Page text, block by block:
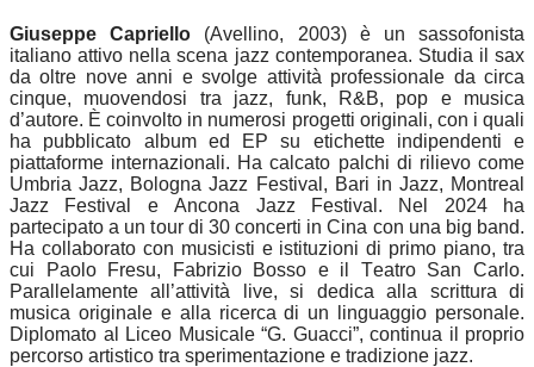
Giuseppe Capriello (Avellino, 2003) è un sassofonista
italiano attivo nella scena jazz contemporanea. Studia il sax
da oltre nove anni e svolge attività professionale da circa
cinque, muovendosi tra jazz, funk, R&B, pop e musica
d’autore. È coinvolto in numerosi progetti originali, con i quali
ha pubblicato album ed EP su etichette indipendenti e
piattaforme internazionali. Ha calcato palchi di rilievo come
Umbria Jazz, Bologna Jazz Festival, Bari in Jazz, Montreal
Jazz Festival e Ancona Jazz Festival. Nel 2024 ha
partecipato a un tour di 30 concerti in Cina con una big band.
Ha collaborato con musicisti e istituzioni di primo piano, tra
cui Paolo Fresu, Fabrizio Bosso e il Teatro San Carlo.
Parallelamente all’attività live, si dedica alla scrittura di
musica originale e alla ricerca di un linguaggio personale.
Diplomato al Liceo Musicale “G. Guacci”, continua il proprio
percorso artistico tra sperimentazione e tradizione jazz.